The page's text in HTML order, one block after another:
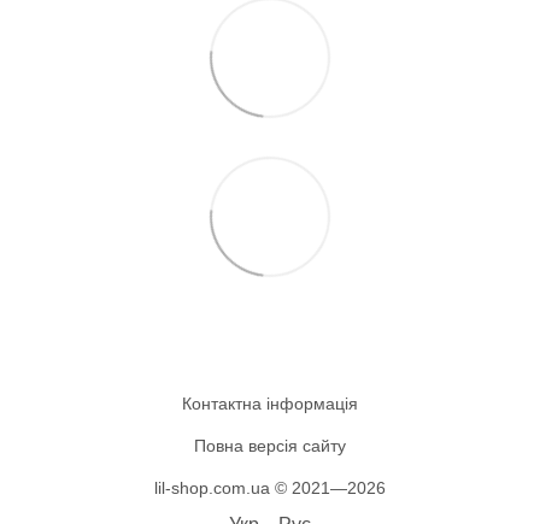
Контактна інформація
Повна версія сайту
lil-shop.com.ua © 2021—2026